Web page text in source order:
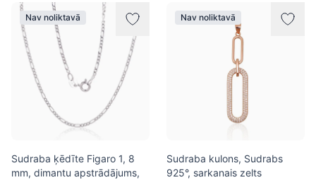
Nav noliktavā
Sudraba ķēdīte Figaro 1, 8
mm, dimantu apstrādājums,
Nav noliktavā
Sudraba kulons, Sudrabs
925°, sarkanais zelts